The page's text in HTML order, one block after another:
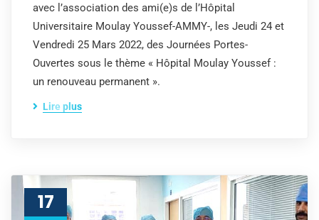
avec l’association des ami(e)s de l’Hôpital
Universitaire Moulay Youssef-AMMY-, les Jeudi 24 et
Vendredi 25 Mars 2022, des Journées Portes-
Ouvertes sous le thème « Hôpital Moulay Youssef :
un renouveau permanent ».
Lire plus
17